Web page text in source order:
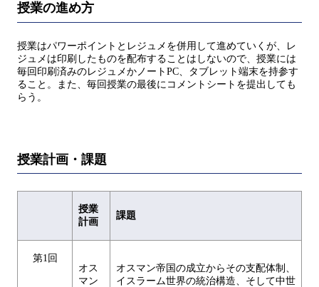
授業の進め方
授業はパワーポイントとレジュメを併用して進めていくが、レ
ジュメは印刷したものを配布することはしないので、授業には
毎回印刷済みのレジュメかノートPC、タブレット端末を持参す
ること。また、毎回授業の最後にコメントシートを提出しても
らう。
授業計画・課題
授業
計画
課題
第1回
オス
マン
オスマン帝国の成立からその支配体制、
イスラーム世界の統治構造、そして中世